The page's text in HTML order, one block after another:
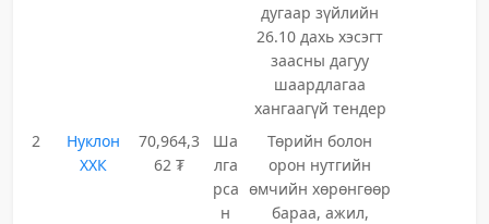
дугаар зүйлийн
26.10 дахь хэсэгт
заасны дагуу
шаардлагаа
хангаагүй тендер
2
Нуклон
ХХК
70,964,3
62 ₮
Ша
лга
рса
н
Төрийн болон
орон нутгийн
өмчийн хөрөнгөөр
бараа, ажил,